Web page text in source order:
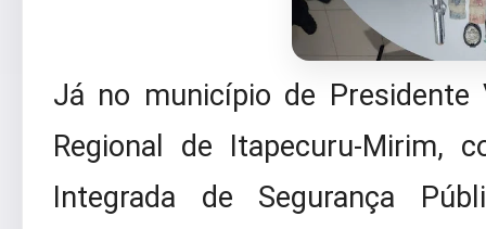
Já no município de Presidente
Regional de Itapecuru-Mirim,
Integrada de Segurança